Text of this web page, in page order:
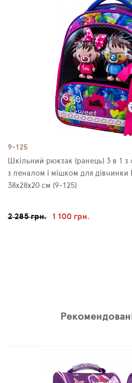
9-125
Шкільний рюкзак (ранець) 3 в 1
з пеналом і мішком для дівчинки
38х28х20 см (9-125)
2 285 грн. 1 100 грн.